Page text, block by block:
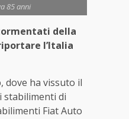
85 anni
della
l’Italia
dove ha vissuto il
stabilimenti di
Fiat Auto